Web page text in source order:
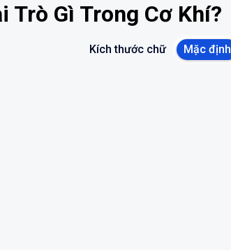
Trò Gì Trong Cơ Khí?
Kích thước chữ Mặc định